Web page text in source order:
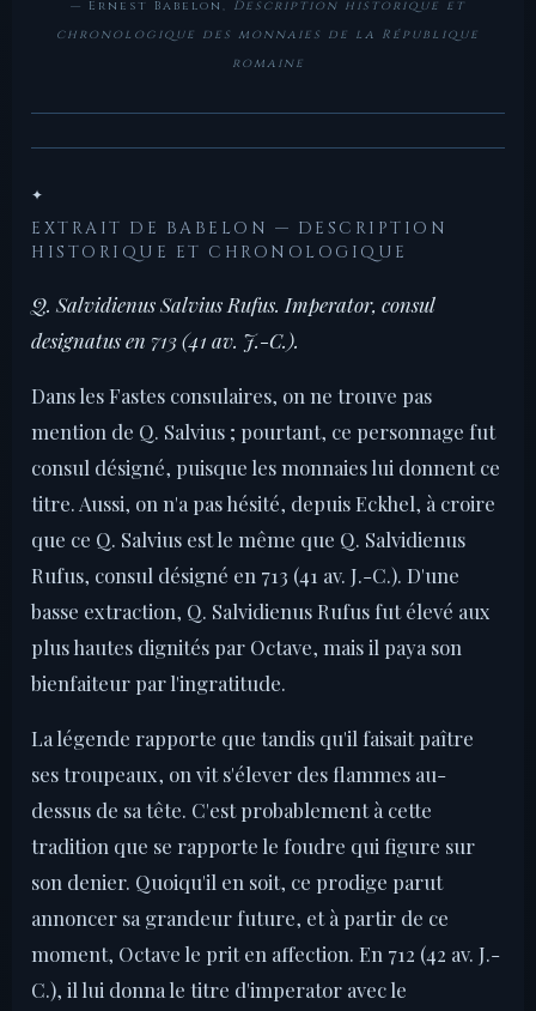
— Ernest Babelon, Description historique et
chronologique des monnaies de la République
romaine
✦
EXTRAIT DE BABELON — DESCRIPTION
HISTORIQUE ET CHRONOLOGIQUE
Q. Salvidienus Salvius Rufus. Imperator, consul
designatus en 713 (41 av. J.-C.).
Dans les Fastes consulaires, on ne trouve pas
mention de Q. Salvius ; pourtant, ce personnage fut
consul désigné, puisque les monnaies lui donnent ce
titre. Aussi, on n'a pas hésité, depuis Eckhel, à croire
que ce Q. Salvius est le même que Q. Salvidienus
Rufus, consul désigné en 713 (41 av. J.-C.). D'une
basse extraction, Q. Salvidienus Rufus fut élevé aux
plus hautes dignités par Octave, mais il paya son
bienfaiteur par l'ingratitude.
La légende rapporte que tandis qu'il faisait paître
ses troupeaux, on vit s'élever des flammes au-
dessus de sa tête. C'est probablement à cette
tradition que se rapporte le foudre qui figure sur
son denier. Quoiqu'il en soit, ce prodige parut
annoncer sa grandeur future, et à partir de ce
moment, Octave le prit en affection. En 712 (42 av. J.-
C.), il lui donna le titre d'imperator avec le